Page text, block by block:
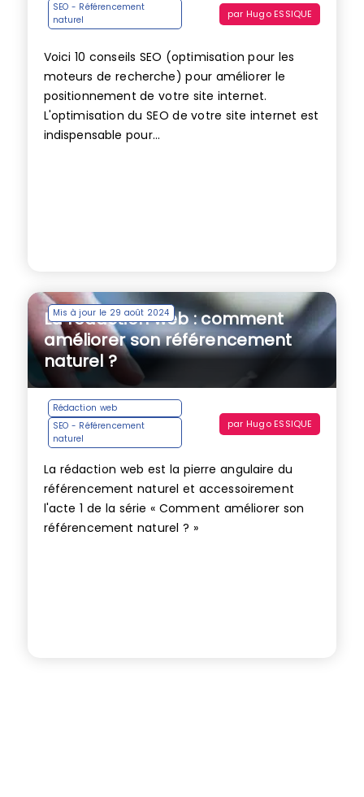
SEO - Référencement
naturel
par Hugo ESSIQUE
Voici 10 conseils SEO (optimisation pour les
moteurs de recherche) pour améliorer le
positionnement de votre site internet.
L'optimisation du SEO de votre site internet est
indispensable pour...
Mis à jour le 29 août 2024
La rédaction web : comment
améliorer son référencement
naturel ?
Rédaction web
SEO - Référencement
naturel
par Hugo ESSIQUE
La rédaction web est la pierre angulaire du
référencement naturel et accessoirement
l'acte 1 de la série « Comment améliorer son
référencement naturel ? »